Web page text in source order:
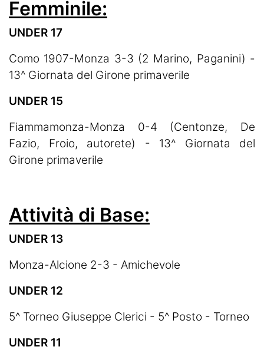
Femminile:
UNDER 17
Como 1907-Monza 3-3 (2 Marino, Paganini) -
13^ Giornata del Girone primaverile
UNDER 15
Fiammamonza-Monza 0-4 (Centonze, De
Fazio, Froio, autorete) - 13^ Giornata del
Girone primaverile
Attività di Base:
UNDER 13
Monza-Alcione 2-3 - Amichevole
UNDER 12
5^ Torneo Giuseppe Clerici - 5^ Posto - Torneo
UNDER 11